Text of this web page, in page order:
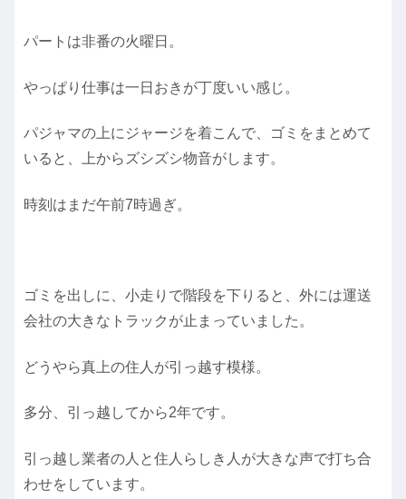
パートは非番の火曜日。
やっぱり仕事は一日おきが丁度いい感じ。
パジャマの上にジャージを着こんで、ゴミをまとめて
いると、上からズシズシ物音がします。
時刻はまだ午前7時過ぎ。
ゴミを出しに、小走りで階段を下りると、外には運送
会社の大きなトラックが止まっていました。
どうやら真上の住人が引っ越す模様。
多分、引っ越してから2年です。
引っ越し業者の人と住人らしき人が大きな声で打ち合
わせをしています。